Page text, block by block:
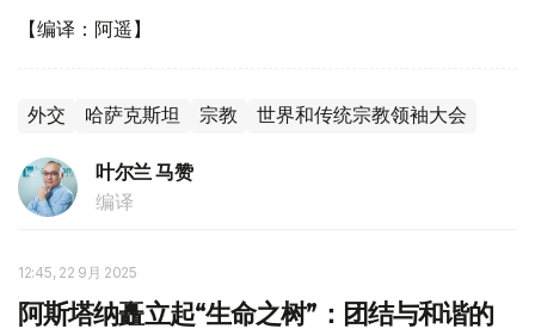
【编译：阿遥】
外交 哈萨克斯坦 宗教 世界和传统宗教领袖大会
叶尔兰 马赞
编译
12:45, 22 9月 2025
阿斯塔纳矗立起“生命之树”：团结与和谐的